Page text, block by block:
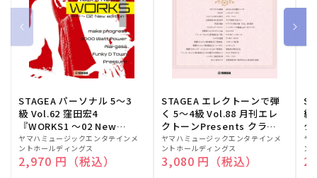
STAGEA パーソナル 5～3
級 Vol.62 窪田宏4
『WORKS1 ～02 New
edition～』
販
売
元:
ヤマハミュージックエンタテインメ
ントホールディングス
通常価格
2,970 円（税込）
STAGEA エレクトーンで弾
く 5～4級 Vol.88 月刊エレ
クトーンPresents クラシ
ック名曲集
販
売
元:
ヤマハミュージックエンタテインメ
ントホールディングス
通常価格
3,080 円（税込）
級
ク
販
売
元:
ヤ
ン